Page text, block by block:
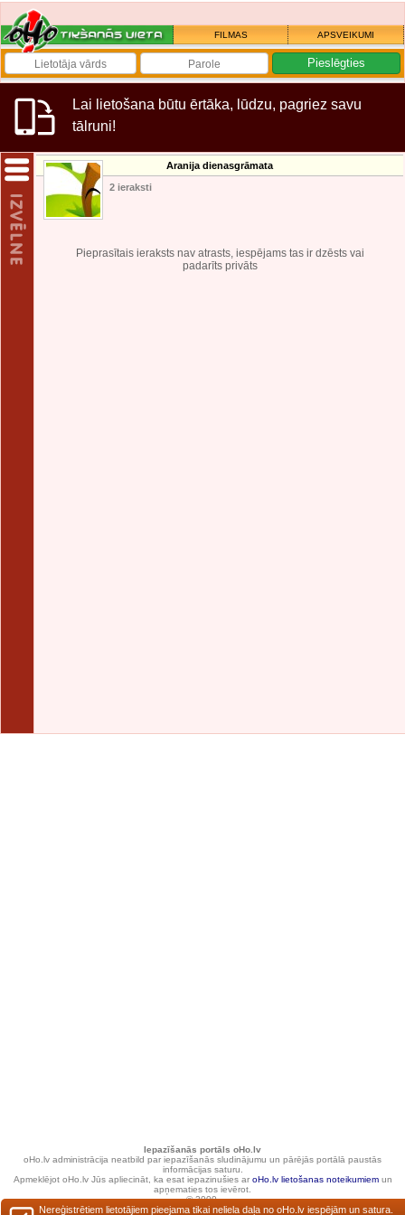
FILMAS APSVEIKUMI
Lai lietošana būtu ērtāka, lūdzu, pagriez savu
tālruni!
Aranija dienasgrāmata
2 ieraksti
Pieprasītais ieraksts nav atrasts, iespējams tas ir dzēsts vai
padarīts privāts
Iepazīšanās portāls oHo.lv
oHo.lv administrācija neatbild par iepazīšanās sludinājumu un pārējās portālā paustās
informācijas saturu.
Apmeklējot oHo.lv Jūs apliecināt, ka esat iepazinušies ar oHo.lv lietošanas noteikumiemun
apņematies tos ievērot.
© 2000.
Nereģistrētiem lietotājiem pieejama tikai neliela daļa no oHo.lv iespējām un satura.